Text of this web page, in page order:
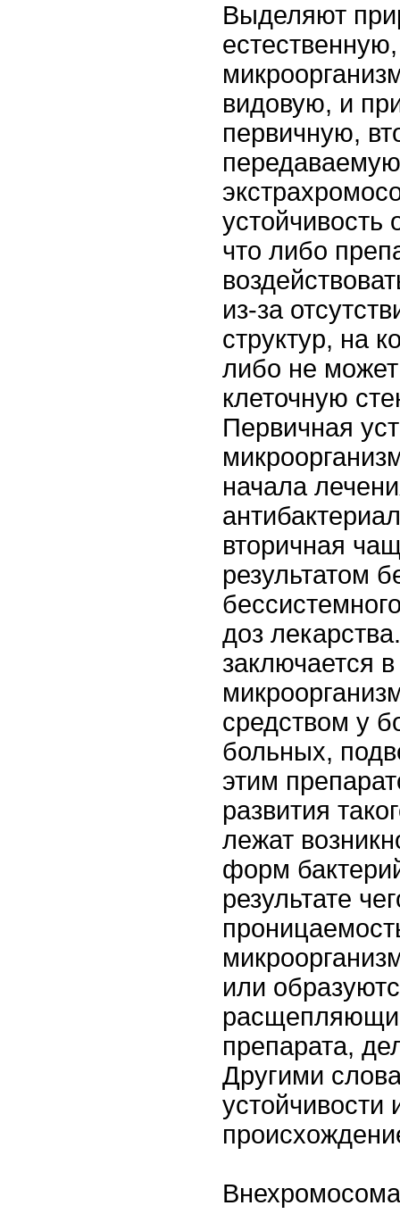
Выделяют
видовую, и
первичную,
передаваемую
устойчивость
что либо
из-за
структур, на
либо не
клеточную
Первичная
начала
вторичная
результатом
доз
заключается
средством у
больных,
этим
развития
лежат
форм
результате
или
препарата,
Другими
устойчивости